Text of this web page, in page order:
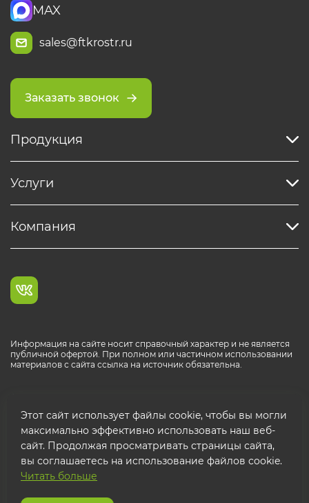
MAX
sales@ftkrostr.ru
Заказать звонок
Продукция
Услуги
Компания
Информация на сайте носит справочный характер и не является
публичной офертой. При полном или частичном использовании
материалов с сайта ссылка на источник обязательна.
© 2026 ООО "ФТК РОСТР"
Этот сайт использует файлы cookie, чтобы вы могли
максимально эффективно использовать наш веб-
сайт. Продолжая просматривать страницы сайта,
вы соглашаетесь на использование файлов cookie.
Читать больше